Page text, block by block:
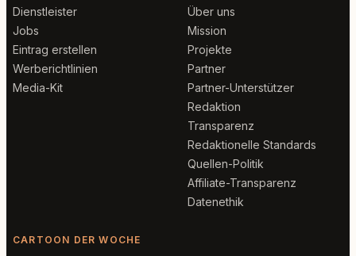
Dienstleister
Jobs
Eintrag erstellen
Werberichtlinien
Media-Kit
Über uns
Mission
Projekte
Partner
Partner-Unterstützer
Redaktion
Transparenz
Redaktionelle Standards
Quellen-Politik
Affiliate-Transparenz
Datenethik
CARTOON DER WOCHE